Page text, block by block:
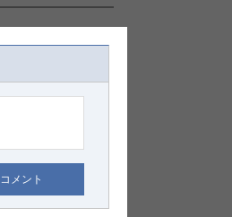
コメント